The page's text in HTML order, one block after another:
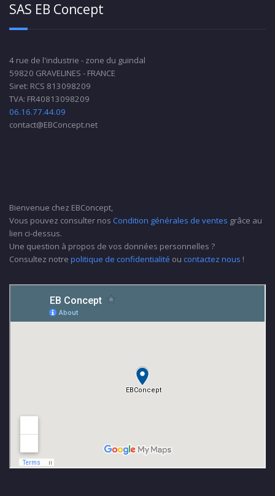
SAS EB Concept
4 rue de l'industrie - zone du guindal
59820 GRAVELINES - FRANCE
Siret: RCS 813098209
TVA: FR40813098209
06.16.77.44.09
contact@EBConcept.net
Bienvenue chez EBConcept,
Vous pouvez consulter nos Condition générales de ventes grâce au
lien ci-dessus.
Une question à propos de vos données personnelles ?
Consultez notre politique de confidentialité ou contactez nous !